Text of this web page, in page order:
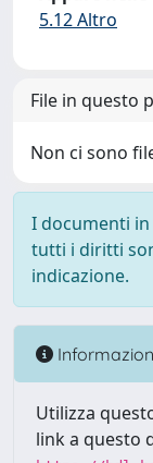
5.12 Altro
File in questo
Non ci sono
I documenti
tutti i diritti
indicazione.
Utilizza
link a questo